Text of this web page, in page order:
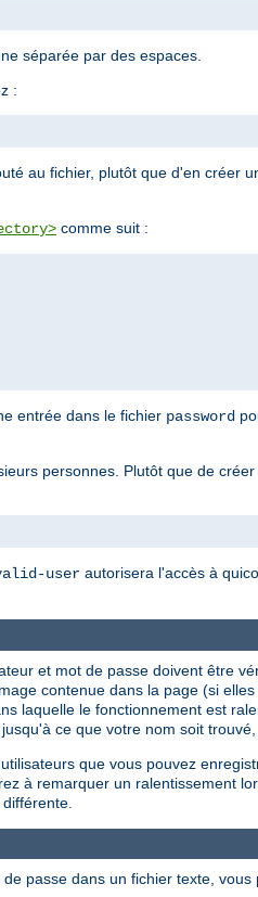
séparée par des espaces.
:
au fichier, plutôt que d'en créer
comme suit :
entrée dans le fichier password
personnes. Plutôt que de
user autorisera l'accès à
et mot de passe doivent être
contenue dans la page (si
laquelle le fonctionnement est
ce que votre nom soit
que vous pouvez
à remarquer un ralentissement
passe dans un fichier texte,